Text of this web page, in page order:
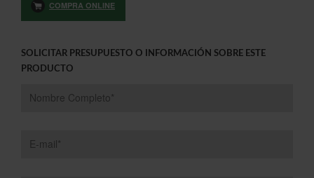
COMPRA ONLINE
SOLICITAR PRESUPUESTO O INFORMACIÓN SOBRE ESTE
PRODUCTO